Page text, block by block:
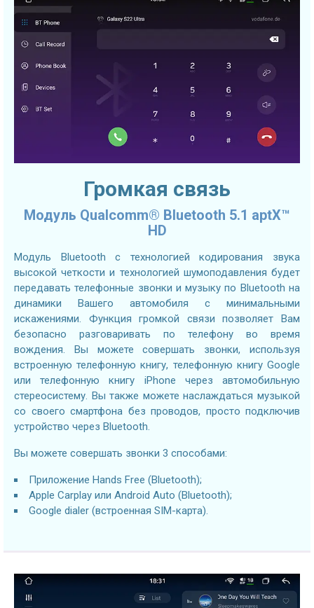
Громкая связь
Модуль Qualcomm® Bluetooth 5.1 aptX™
HD
Модуль Bluetooth с технологией кодирования звука
высокой четкости и технологией шумоподавления будет
передавать телефонные звонки и музыку по Bluetooth на
динамики Вашего автомобиля с минимальными
искажениями. Функция громкой связи позволяет Вам
безопасно разговаривать по телефону во время
вождения. Вы можете совершать звонки, используя
встроенную телефонную книгу, телефонную книгу Google
или телефонную книгу iPhone через автомобильную
стереосистему. Вы также можете наслаждаться музыкой
со своего смартфона без проводов, просто подключив
устройство через Bluetooth.
Вы можете совершать звонки 3 способами:
Приложение Hands Free (Bluetooth);
Apple Carplay или Android Auto (Bluetooth);
Google dialer (встроенная SIM-карта).